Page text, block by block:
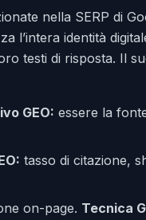
nella SERP di
l’intera identità
testi di risposta. Il
GEO: essere la
tasso di citazione,
on-page. Tecnica